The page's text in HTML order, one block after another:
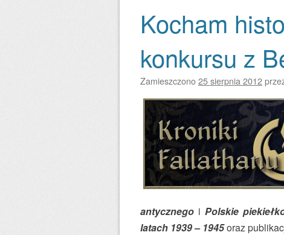
Kocham
konkursu z
Zamieszczono25 sierpnia 2012
antycznego i Polskie
latach 1939 – 1945oraz